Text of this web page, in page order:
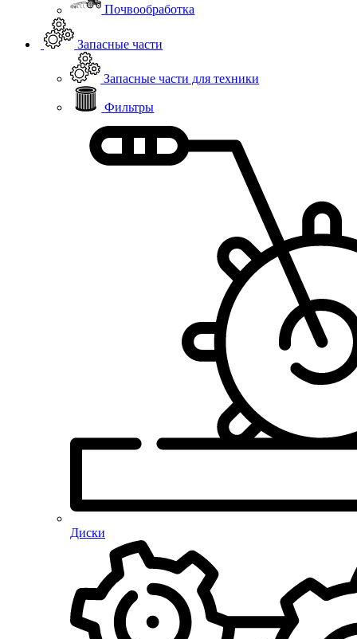
Почвообработка
Запасные части
Запасные части для техники
Фильтры
Диски